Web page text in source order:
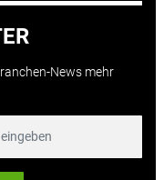
News mehr